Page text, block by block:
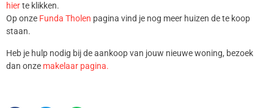
hierte klikken.
Op onze Funda Tholen pagina vind je nog meer huizen de te koop
staan.
Heb je hulp nodig bij de aankoop van jouw nieuwe woning, bezoek
dan onze makelaar pagina.